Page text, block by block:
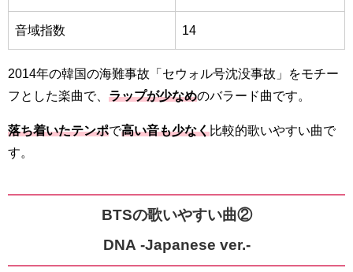
音域指数 14
2014年の韓国の海難事故「セウォル号沈没事故」をモチー
フとした楽曲で、 ラップが少なめのバラード曲です。
落ち着いたテンポで高い音も少なく比較的歌いやすい曲で
す。
BTSの歌いやすい曲②
DNA -Japanese ver.-